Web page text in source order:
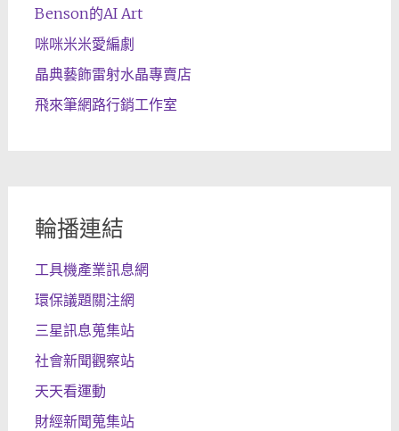
Benson的AI Art
咪咪米米愛編劇
晶典藝飾雷射水晶專賣店
飛來筆網路行銷工作室
輪播連結
工具機產業訊息網
環保議題關注網
三星訊息蒐集站
社會新聞觀察站
天天看運動
財經新聞蒐集站